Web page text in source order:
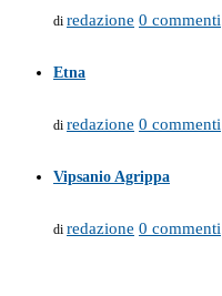
di redazione 0 commenti
Etna
di redazione 0 commenti
Vipsanio Agrippa
di redazione 0 commenti